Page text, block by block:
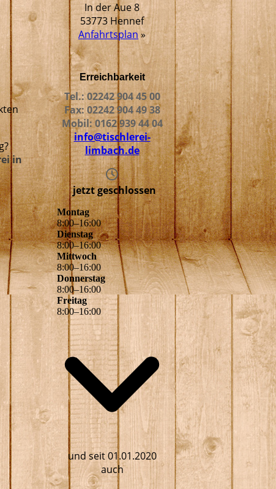
in
In der Aue 8
53773 Hennef
Anfahrtsplan»
Erreichbarkeit
Tel.: 02242 904 45 00
Fax: 02242 904 49 38
Mobil: 0162 939 44 04
info@tischlerei-
limbach.de
jetzt geschlossen
Montag
8:00–16:00
Dienstag
8:00–16:00
Mittwoch
8:00–16:00
Donnerstag
8:00–16:00
Freitag
8:00–16:00
und seit 01.01.2020
auch